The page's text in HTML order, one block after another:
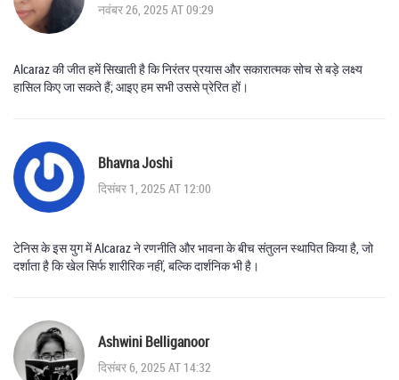
नवंबर 26, 2025 AT 09:29
Alcaraz की जीत हमें सिखाती है कि निरंतर प्रयास और सकारात्मक सोच से बड़े लक्ष्य
हासिल किए जा सकते हैं; आइए हम सभी उससे प्रेरित हों।
Bhavna Joshi
दिसंबर 1, 2025 AT 12:00
टेनिस के इस युग में Alcaraz ने रणनीति और भावना के बीच संतुलन स्थापित किया है, जो
दर्शाता है कि खेल सिर्फ शारीरिक नहीं, बल्कि दार्शनिक भी है।
Ashwini Belliganoor
दिसंबर 6, 2025 AT 14:32